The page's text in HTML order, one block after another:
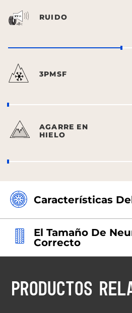
RUIDO
3PMSF
AGARRE EN
HIELO
Características
El Tamaño De
Correcto
PRODUCTOS